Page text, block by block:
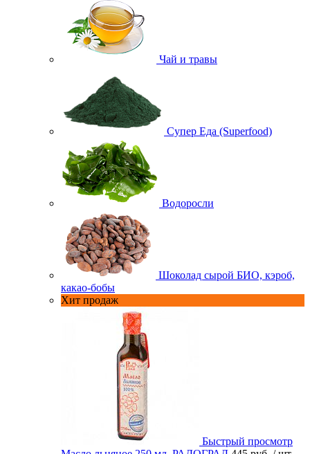
Чай и травы
Супер Еда (Superfood)
Водоросли
Шоколад сырой БИО, кэроб,
какао-бобы
Хит продаж
Быстрый просмотр